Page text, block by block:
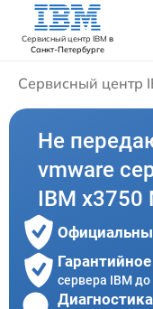
Сервисный центр IBM в
Санкт-Петербурге
Сервисный центр
Не
vmware
IBM x3750
сервера IBM до